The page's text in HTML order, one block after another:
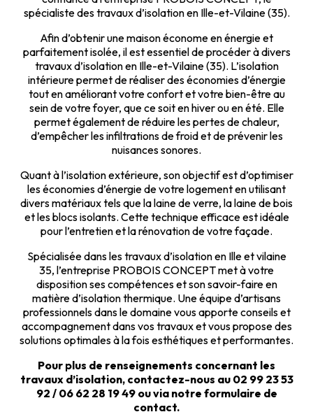
spécialiste des travaux d’isolation en Ille-et-Vilaine (35).
Afin d’obtenir une maison économe en énergie et
parfaitement isolée, il est essentiel de procéder à divers
travaux d’isolation en Ille-et-Vilaine (35). L’isolation
intérieure permet de réaliser des économies d’énergie
tout en améliorant votre confort et votre bien-être au
sein de votre foyer, que ce soit en hiver ou en été. Elle
permet également de réduire les pertes de chaleur,
d’empêcher les infiltrations de froid et de prévenir les
nuisances sonores.
Quant à l’isolation extérieure, son objectif est d’optimiser
les économies d’énergie de votre logement en utilisant
divers matériaux tels que la laine de verre, la laine de bois
et les blocs isolants. Cette technique efficace est idéale
pour l’entretien et la rénovation de votre façade.
Spécialisée dans les travaux d’isolation en Ille et vilaine
35, l’entreprise PROBOIS CONCEPT met à votre
disposition ses compétences et son savoir-faire en
matière d’isolation thermique. Une équipe d’artisans
professionnels dans le domaine vous apporte conseils et
accompagnement dans vos travaux et vous propose des
solutions optimales à la fois esthétiques et performantes.
Pour plus de renseignements concernant les
travaux d’isolation, contactez-nous au 02 99 23 53
92 / 06 62 28 19 49 ou via notre formulaire de
contact.